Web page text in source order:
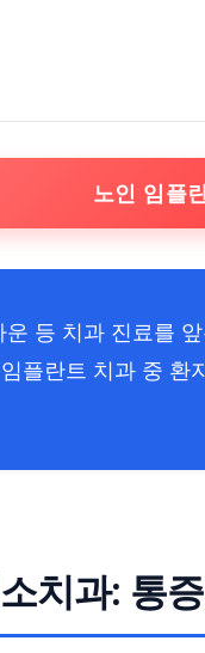
노인 임플
등 치과 진료를
플란트 치과 중
치과: 통